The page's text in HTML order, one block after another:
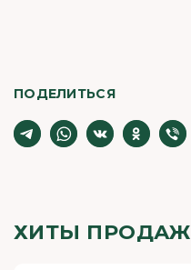
ПОДЕЛИТЬСЯ
ХИТЫ ПРОДАЖ